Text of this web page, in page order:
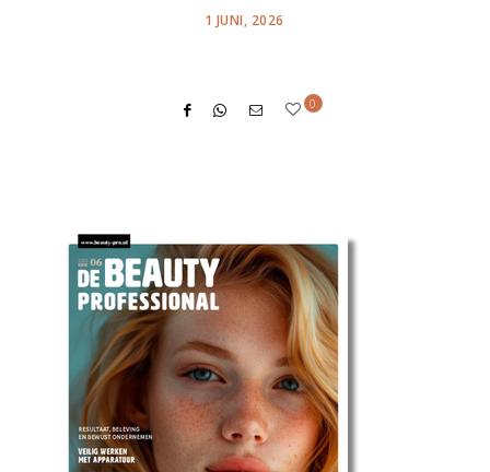
POSTED
1 JUNI, 2026
0